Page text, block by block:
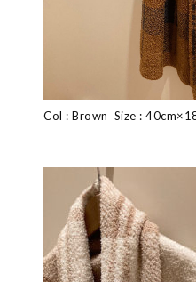
Col : Brown Size :